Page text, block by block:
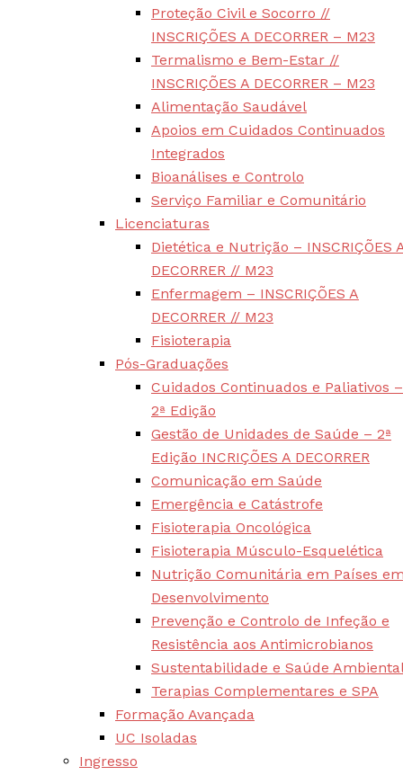
Proteção Civil e Socorro //
INSCRIÇÕES A DECORRER – M23
Termalismo e Bem-Estar //
INSCRIÇÕES A DECORRER – M23
Alimentação Saudável
Apoios em Cuidados Continuados
Integrados
Bioanálises e Controlo
Serviço Familiar e Comunitário
Licenciaturas
Dietética e Nutrição – INSCRIÇÕES
DECORRER // M23
Enfermagem – INSCRIÇÕES A
DECORRER // M23
Fisioterapia
Pós-Graduações
Cuidados Continuados e Paliativos –
2ª Edição
Gestão de Unidades de Saúde – 2ª
Edição INCRIÇÕES A DECORRER
Comunicação em Saúde
Emergência e Catástrofe
Fisioterapia Oncológica
Fisioterapia Músculo-Esquelética
Nutrição Comunitária em Países
Desenvolvimento
Prevenção e Controlo de Infeção e
Resistência aos Antimicrobianos
Sustentabilidade e Saúde
Terapias Complementares e SPA
Formação Avançada
UC Isoladas
Ingresso